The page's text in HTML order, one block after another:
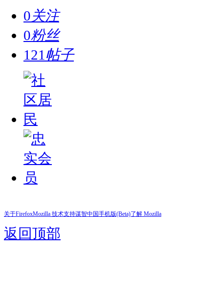
0关注
0粉丝
121 帖子
关于FirefoxMozilla 技术支持谋智中国手机版(Beta)了解 Mozilla
返回顶部